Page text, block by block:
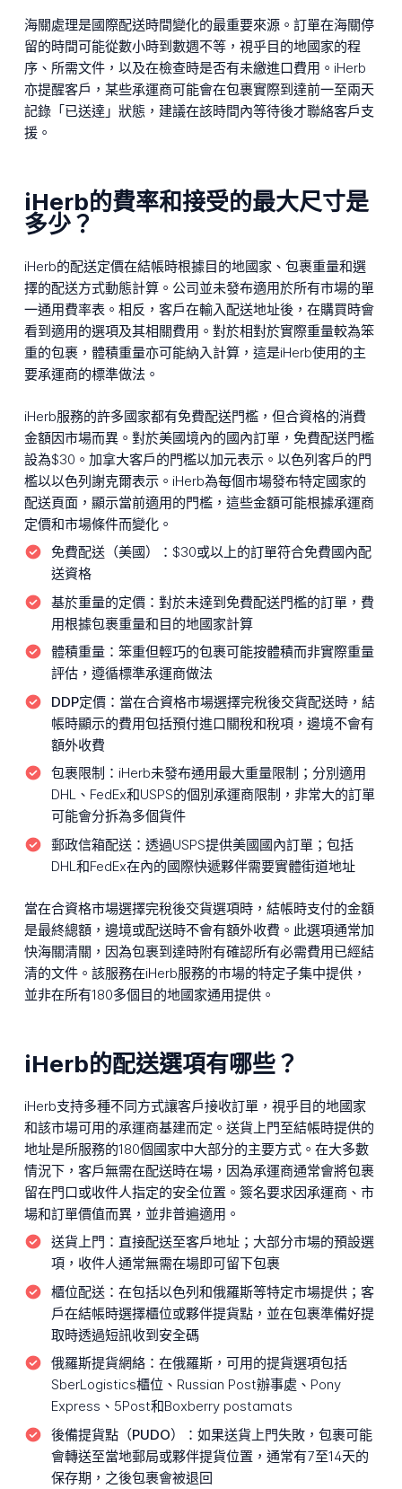
海關處理是國際配送時間變化的最重要來源。訂單在海關停
留的時間可能從數小時到數週不等，視乎目的地國家的程
序、所需文件，以及在檢查時是否有未繳進口費用。iHerb
亦提醒客戶，某些承運商可能會在包裹實際到達前一至兩天
記錄「已送達」狀態，建議在該時間內等待後才聯絡客戶支
援。
iHerb的費率和接受的最大尺寸是
多少？
iHerb的配送定價在結帳時根據目的地國家、包裹重量和選
擇的配送方式動態計算。公司並未發布適用於所有市場的單
一通用費率表。相反，客戶在輸入配送地址後，在購買時會
看到適用的選項及其相關費用。對於相對於實際重量較為笨
重的包裹，體積重量亦可能納入計算，這是iHerb使用的主
要承運商的標準做法。
iHerb服務的許多國家都有免費配送門檻，但合資格的消費
金額因市場而異。對於美國境內的國內訂單，免費配送門檻
設為$30。加拿大客戶的門檻以加元表示。以色列客戶的門
檻以以色列謝克爾表示。iHerb為每個市場發布特定國家的
配送頁面，顯示當前適用的門檻，這些金額可能根據承運商
定價和市場條件而變化。
免費配送（美國）： $30或以上的訂單符合免費國內配
送資格
基於重量的定價： 對於未達到免費配送門檻的訂單，費
用根據包裹重量和目的地國家計算
體積重量： 笨重但輕巧的包裹可能按體積而非實際重量
評估，遵循標準承運商做法
DDP定價： 當在合資格市場選擇完稅後交貨配送時，結
帳時顯示的費用包括預付進口關稅和稅項，邊境不會有
額外收費
包裹限制： iHerb未發布通用最大重量限制；分別適用
DHL、FedEx和USPS的個別承運商限制，非常大的訂單
可能會分拆為多個貨件
郵政信箱配送： 透過USPS提供美國國內訂單；包括
DHL和FedEx在內的國際快遞夥伴需要實體街道地址
當在合資格市場選擇完稅後交貨選項時，結帳時支付的金額
是最終總額，邊境或配送時不會有額外收費。此選項通常加
快海關清關，因為包裹到達時附有確認所有必需費用已經結
清的文件。該服務在iHerb服務的市場的特定子集中提供，
並非在所有180多個目的地國家通用提供。
iHerb的配送選項有哪些？
iHerb支持多種不同方式讓客戶接收訂單，視乎目的地國家
和該市場可用的承運商基建而定。送貨上門至結帳時提供的
地址是所服務的180個國家中大部分的主要方式。在大多數
情況下，客戶無需在配送時在場，因為承運商通常會將包裹
留在門口或收件人指定的安全位置。簽名要求因承運商、市
場和訂單價值而異，並非普遍適用。
送貨上門： 直接配送至客戶地址；大部分市場的預設選
項，收件人通常無需在場即可留下包裹
櫃位配送： 在包括以色列和俄羅斯等特定市場提供；客
戶在結帳時選擇櫃位或夥伴提貨點，並在包裹準備好提
取時透過短訊收到安全碼
俄羅斯提貨網絡： 在俄羅斯，可用的提貨選項包括
SberLogistics櫃位、Russian Post辦事處、Pony
Express、5Post和Boxberry postamats
後備提貨點（PUDO）： 如果送貨上門失敗，包裹可能
會轉送至當地郵局或夥伴提貨位置，通常有7至14天的
保存期，之後包裹會被退回